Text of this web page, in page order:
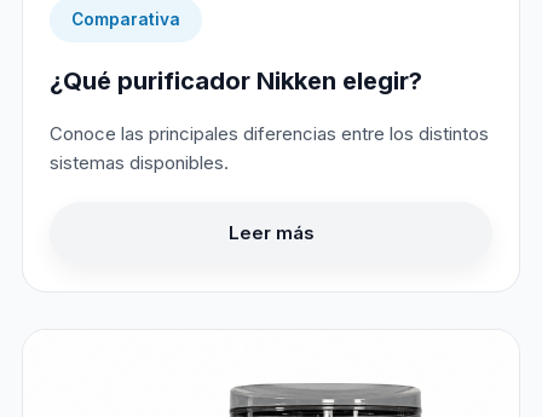
Comparativa
¿Qué purificador Nikken elegir?
Conoce las principales diferencias entre los distintos
sistemas disponibles.
Leer más